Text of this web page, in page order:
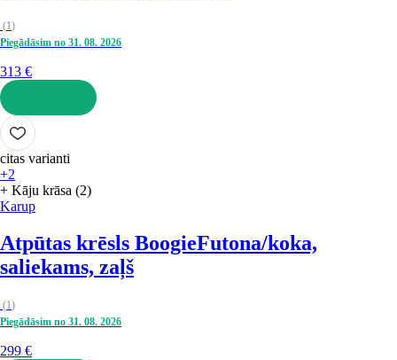
(1)
Piegādāsim no 31. 08. 2026
313 €
LIKT GROZĀ
citas varianti
+2
+ Kāju krāsa (2)
Karup
Atpūtas krēsls BoogieFutona/koka,
saliekams, zaļš
(1)
Piegādāsim no 31. 08. 2026
299 €